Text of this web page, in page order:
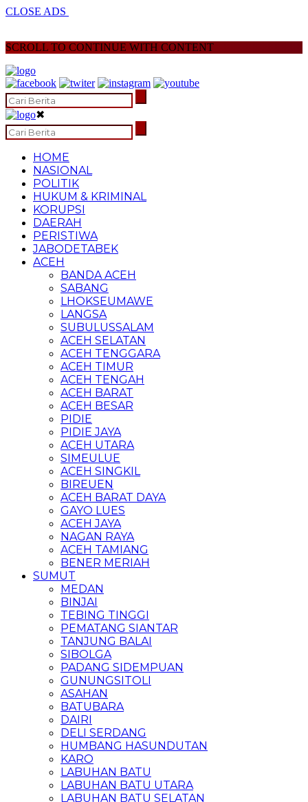
CLOSE ADS
SCROLL TO CONTINUE WITH CONTENT
✖
HOME
NASIONAL
POLITIK
HUKUM & KRIMINAL
KORUPSI
DAERAH
PERISTIWA
JABODETABEK
ACEH
BANDA ACEH
SABANG
LHOKSEUMAWE
LANGSA
SUBULUSSALAM
ACEH SELATAN
ACEH TENGGARA
ACEH TIMUR
ACEH TENGAH
ACEH BARAT
ACEH BESAR
PIDIE
PIDIE JAYA
ACEH UTARA
SIMEULUE
ACEH SINGKIL
BIREUEN
ACEH BARAT DAYA
GAYO LUES
ACEH JAYA
NAGAN RAYA
ACEH TAMIANG
BENER MERIAH
SUMUT
MEDAN
BINJAI
TEBING TINGGI
PEMATANG SIANTAR
TANJUNG BALAI
SIBOLGA
PADANG SIDEMPUAN
GUNUNGSITOLI
ASAHAN
BATUBARA
DAIRI
DELI SERDANG
HUMBANG HASUNDUTAN
KARO
LABUHAN BATU
LABUHAN BATU UTARA
LABUHAN BATU SELATAN